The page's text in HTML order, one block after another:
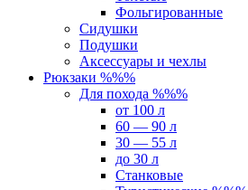
Фольгированные
Сидушки
Подушки
Аксессуары и чехлы
Рюкзаки %%%
Для похода %%%
от 100 л
60 — 90 л
30 — 55 л
до 30 л
Станковые